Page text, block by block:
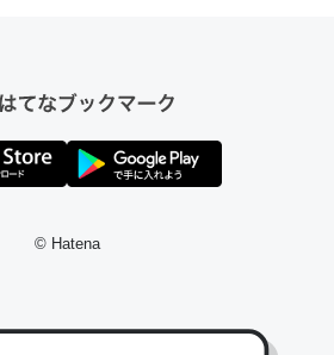
作ったけどAlexaしか使わないので
© Hatena